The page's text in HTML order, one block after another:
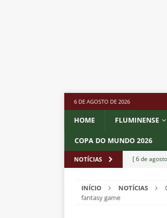
6 DE AGOSTO DE 2026
HOME FLUMINENSE
COPA DO MUNDO 2026
NOTÍCIAS [ 6 de
[ 6 de
INÍCIO NOTÍCIAS
fantasy game